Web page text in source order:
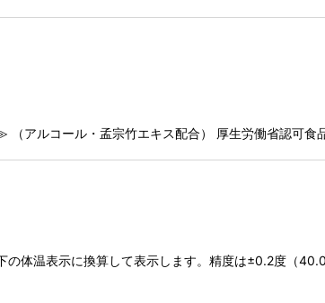
アルコール・孟宗竹エキス配合） 厚生労働省認可食
体温表示に換算して表示します。精度は±0.2度（